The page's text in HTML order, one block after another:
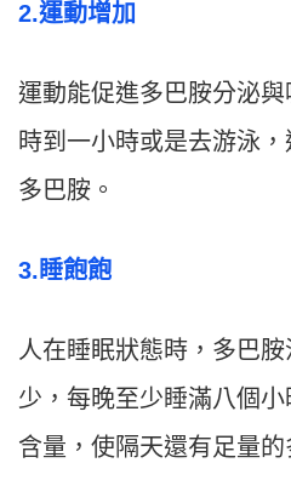
2.運動增加
運動能促進多巴胺分泌
時到一小時或是去游泳
多巴胺。
3.睡飽飽
人在睡眠狀態時，多巴
少，每晚至少睡滿八個
含量，使隔天還有足量